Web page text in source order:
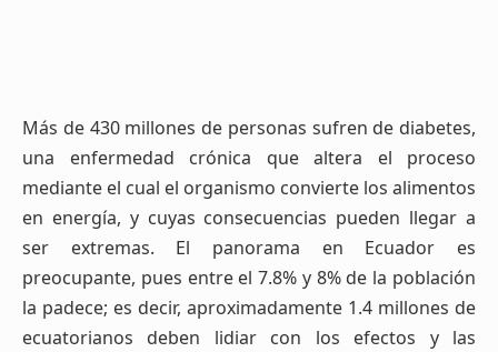
Más de 430 millones de personas sufren de diabetes,
una enfermedad crónica que altera el proceso
mediante el cual el organismo convierte los alimentos
en energía, y cuyas consecuencias pueden llegar a
ser extremas. El panorama en Ecuador es
preocupante, pues entre el 7.8% y 8% de la población
la padece; es decir, aproximadamente 1.4 millones de
ecuatorianos deben lidiar con los efectos y las